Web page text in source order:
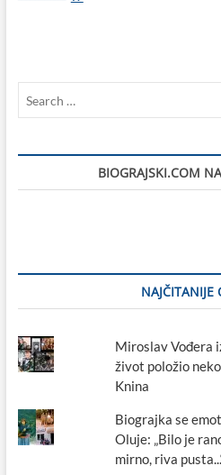
pa
Moru?
BIOGRAJSKI.COM
NAJČITANIJE
Miroslav Vođera
život položio
Knina
Biograjka se
Oluje: „Bilo je
mirno, riva